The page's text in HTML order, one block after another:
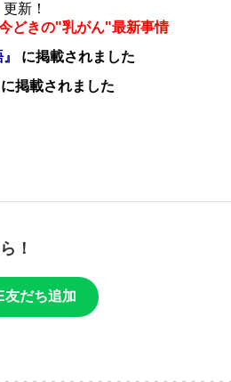
更新！
どきの"乳がん"最新事情
に掲載されました
に掲載されました
！
友だち追加